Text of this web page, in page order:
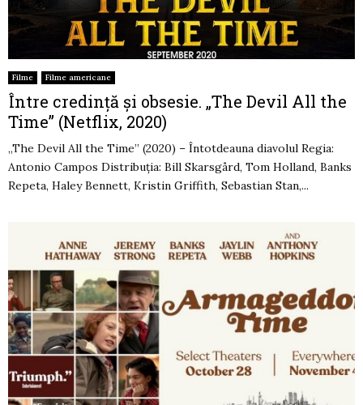
Filme Filme americane
Între credință și obsesie. „The Devil All the
Time” (Netflix, 2020)
„The Devil All the Time” (2020) – Întotdeauna diavolul Regia:
Antonio Campos Distribuția: Bill Skarsgård, Tom Holland, Banks
Repeta, Haley Bennett, Kristin Griffith, Sebastian Stan,...